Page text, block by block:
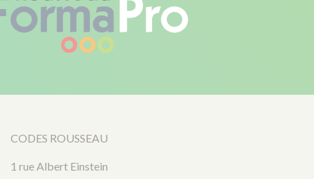
CODES ROUSSEAU
1 rue Albert Einstein